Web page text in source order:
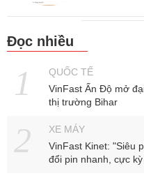
Đọc nhiều
QUỐC TẾ
VinFast Ấn Độ mở
thị trường Bihar
XE MÁY
VinFast Kinet: "Siêu
đổi pin nhanh, cực